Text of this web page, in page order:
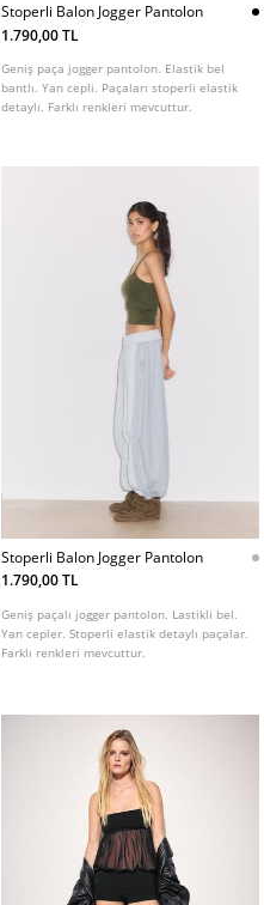
Stoperli Balon Jogger Pantolon
1.790,00 TL
Geniş paça jogger pantolon. Elastik bel
bantlı. Yan cepli. Paçaları stoperli elastik
detaylı. Farklı renkleri mevcuttur.
Stoperli Balon Jogger Pantolon
1.790,00 TL
Geniş paçalı jogger pantolon. Lastikli bel.
Yan cepler. Stoperli elastik detaylı paçalar.
Farklı renkleri mevcuttur.